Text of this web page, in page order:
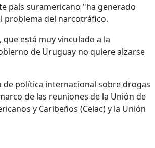
país suramericano "ha generado
problema del narcotráfico.
está muy vinculado a la
de Uruguay no quiere alzarse
de política internacional sobre drogas
de las reuniones de la Unión de
y Caribeños (Celac) y la Unión